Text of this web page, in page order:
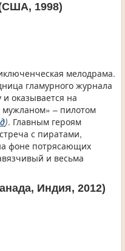
1998)
мелодрама.
гламурного журнала
и оказывается на
мужланом» – пилотом
). Главным героям
с пиратами,
фоне потрясающих
и весьма
Индия, 2012)